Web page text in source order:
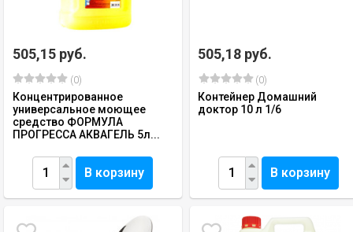
505,15 руб.
(0)
Концентрированное
универсальное моющее
средство ФОРМУЛА
ПРОГРЕССА АКВАГЕЛЬ 5л...
В корзину
505,18 руб.
(0)
Контейнер Домашний
доктор 10 л 1/6
В корзину